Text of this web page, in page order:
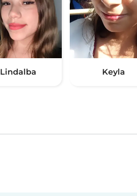
Lindalba Keyla